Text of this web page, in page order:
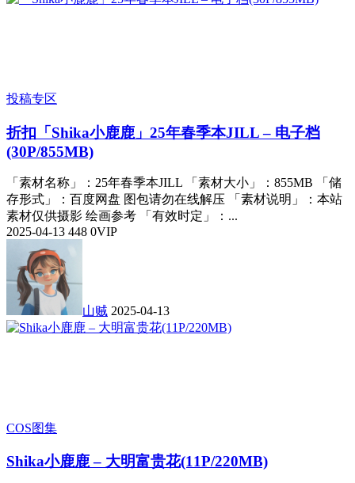
投稿专区
折扣 「Shika小鹿鹿」25年春季本JILL – 电子档
(30P/855MB)
「素材名称」：25年春季本JILL 「素材大小」：855MB 「储
存形式」：百度网盘 图包请勿在线解压 「素材说明」：本站
素材仅供摄影 绘画参考 「有效时定」：...
2025-04-13 448 0VIP
山贼 2025-04-13
COS图集
Shika小鹿鹿 – 大明富贵花(11P/220MB)